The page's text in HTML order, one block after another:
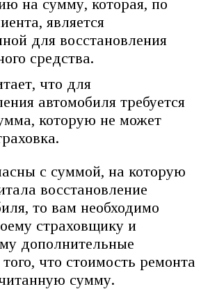
на сумму, которая, по
является
для восстановления
средства.
что для
автомобиля требуется
которую не может
с суммой, на которую
восстановление
то вам необходимо
страховщику и
дополнительные
того, что стоимость ремонта
сумму.